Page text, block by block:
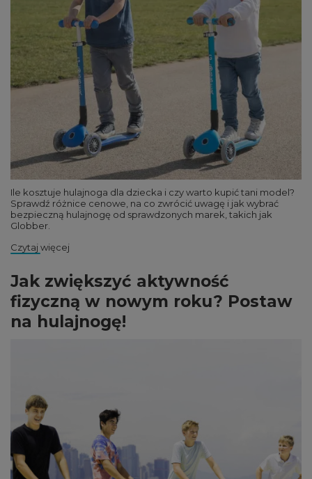
Ile kosztuje hulajnoga dla dziecka i czy warto kupić tani model?
Sprawdź różnice cenowe, na co zwrócić uwagę i jak wybrać
bezpieczną hulajnogę od sprawdzonych marek, takich jak
Globber.
Czytaj więcej
Jak zwiększyć aktywność
fizyczną w nowym roku? Postaw
na hulajnogę!